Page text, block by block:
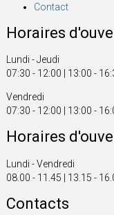
Contact
Horaires
Lundi - Jeudi
07:30 - 12:00 | 13:00 -
Vendredi
07:30 - 12:00 | 13:00 -
Horaires
Lundi - Vendredi
08.00 - 11.45 | 13.15 -
Contacts